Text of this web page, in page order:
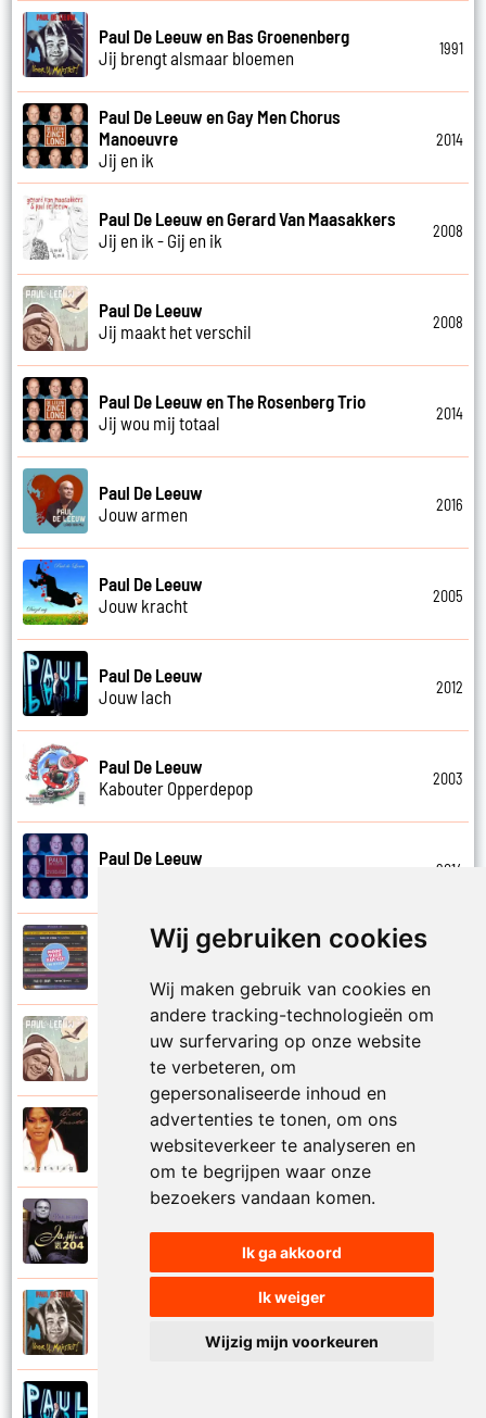
Wij gebruiken cookies
Wij maken gebruik van cookies en
andere tracking-technologieën om
uw surfervaring op onze website
te verbeteren, om
gepersonaliseerde inhoud en
advertenties te tonen, om ons
websiteverkeer te analyseren en
om te begrijpen waar onze
bezoekers vandaan komen.
Ik ga akkoord
Ik weiger
Wijzig mijn voorkeuren
Paul De Leeuw en Bas Groenenberg
Jij brengt alsmaar bloemen
1991
Paul De Leeuw en Gay Men Chorus
Manoeuvre
Jij en ik
2014
Paul De Leeuw en Gerard Van Maasakkers
Jij en ik - Gij en ik
2008
Paul De Leeuw
Jij maakt het verschil
2008
Paul De Leeuw en The Rosenberg Trio
Jij wou mij totaal
2014
Paul De Leeuw
Jouw armen
2016
Paul De Leeuw
Jouw kracht
2005
Paul De Leeuw
Jouw lach
2012
Paul De Leeuw
Kabouter Opperdepop
2003
Paul De Leeuw
2014
Paul De Leeuw en Adje
Paul De Leeuw
Kerstmis
Ruth Jacott en Paul De Leeuw
Kijk niet uit
KL 204 (Als ik God was)
Paul De Leeuw